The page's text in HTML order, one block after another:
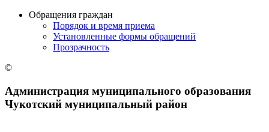
Обращения граждан
Порядок и время приема
Установленные формы обращений
Прозрачность
©
Администрация муниципального образования
Чукотский муниципальный район